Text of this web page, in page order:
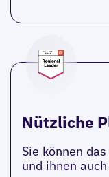
Nützliche
Sie können
und ihnen